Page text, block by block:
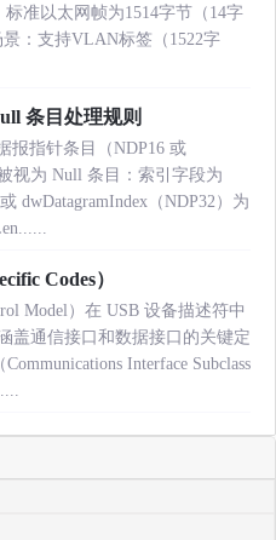
准以太网帧为1514字节（14字
：支持VLAN标签（1522字
条目处理规则
报指针条目（NDP16 或
视为 Null 条目：索引字段为
dwDatagramIndex（NDP32）为
Codes）
Model）在 USB 设备描述符中
盖通信接口和数据接口的关键定
Interface Subclass